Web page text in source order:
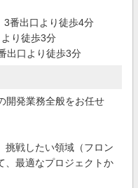
3番出口より徒歩4分
り徒歩3分
出口より徒歩3分
開発業務全般をお任せ
挑戦したい領域（フロン
、最適なプロジェクトか